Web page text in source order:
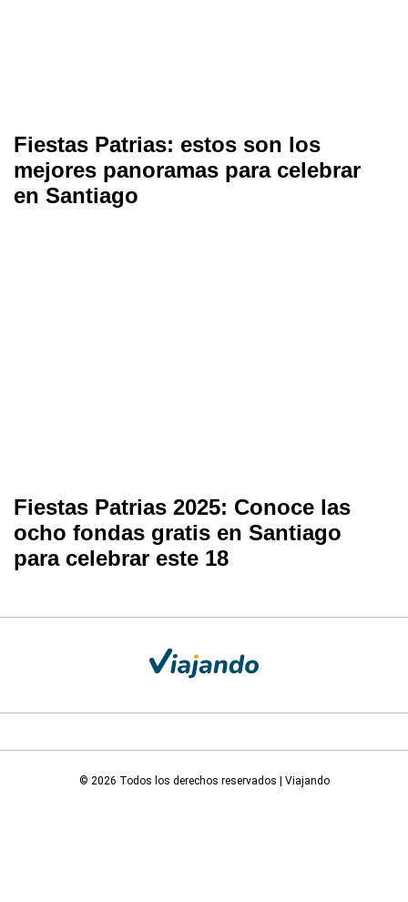
Fiestas Patrias: estos son los
mejores panoramas para celebrar
en Santiago
Fiestas Patrias 2025: Conoce las
ocho fondas gratis en Santiago
para celebrar este 18
© 2026 Todos los derechos reservados | Viajando